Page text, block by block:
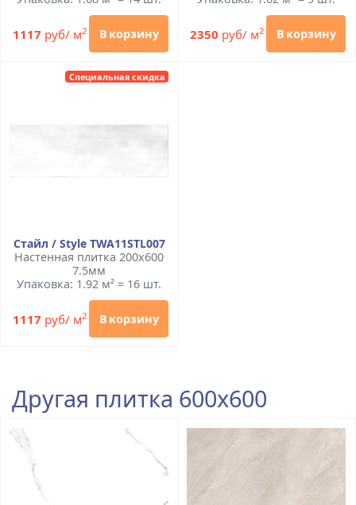
1117 руб/ м2 В корзину 2350 руб/ м2 В корзину
Специальная скидка
Стайл / Style TWA11STL007
Настенная плитка 200x600
7.5мм
Упаковка: 1.92 м² = 16 шт.
1117 руб/ м2 В корзину
Другая плитка 600x600